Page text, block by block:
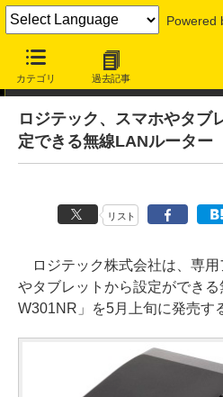
Powered
カテゴリ 過去記事
ニュース
ロジテック、スマホやタブ
定できる無線LANルーター
リスト
ロジテック株式会社は、専用
やタブレットから設定ができ
W301NR」を5月上旬に発売す